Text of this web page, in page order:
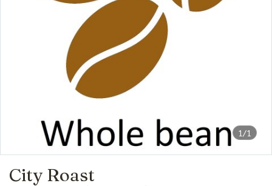
1/1
City Roast